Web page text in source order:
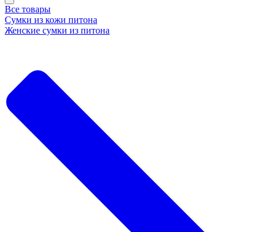
Все товары
Сумки из кожи питона
Женские сумки из питона